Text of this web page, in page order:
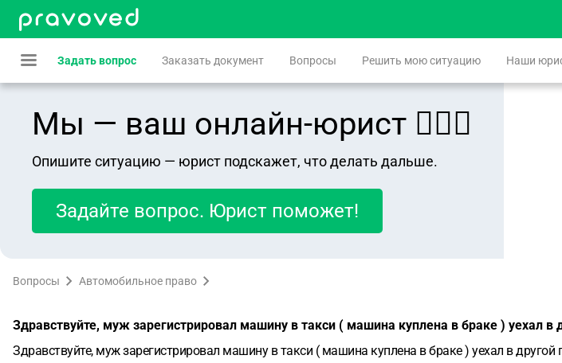
Задать вопрос Заказать документ Вопросы Решить мою ситуацию Наши
Мы — ваш онлайн-юрист 👨🏻‍⚖️
Опишите ситуацию — юрист подскажет, что делать дальше.
Задайте вопрос. Юрист поможет!
Вопросы Автомобильное право
Здравствуйте, муж зарегистрировал машину в такси ( машина куплена в браке ) уехал в
Здравствуйте, муж зарегистрировал машину в такси ( машина куплена в браке ) уехал в